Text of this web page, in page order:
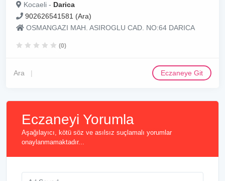
Kocaeli - Darica
902626541581 (Ara)
OSMANGAZI MAH. ASIROGLU CAD. NO:64 DARICA
(0)
Ara Eczaneye Git
Eczaneyi Yorumla
Aşağılayıcı, kötü söz ve asılsız suçlamalı yorumlar
onaylanmamaktadır...